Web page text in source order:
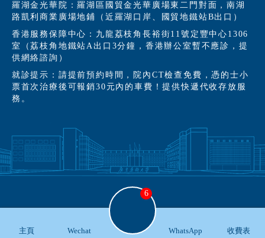
羅湖金光華院：羅湖區國貿金光華廣場東二門對面，南湖
路凱利商業廣場地鋪（近羅湖口岸、國貿地鐵站B出口）
香港服務保障中心：九龍荔枝角長裕街11號定豐中心1306
室（荔枝角地鐵站A出口3分鐘，香港辦公室暫不應診，提
供網絡諮詢）
就診提示：請提前預約時間，院內CT檢查免費，憑的士小
票首次治療後可報銷30元內的車費！提供快遞代收存放服
務。
主頁 Wechat
6
WhatsApp 收費表